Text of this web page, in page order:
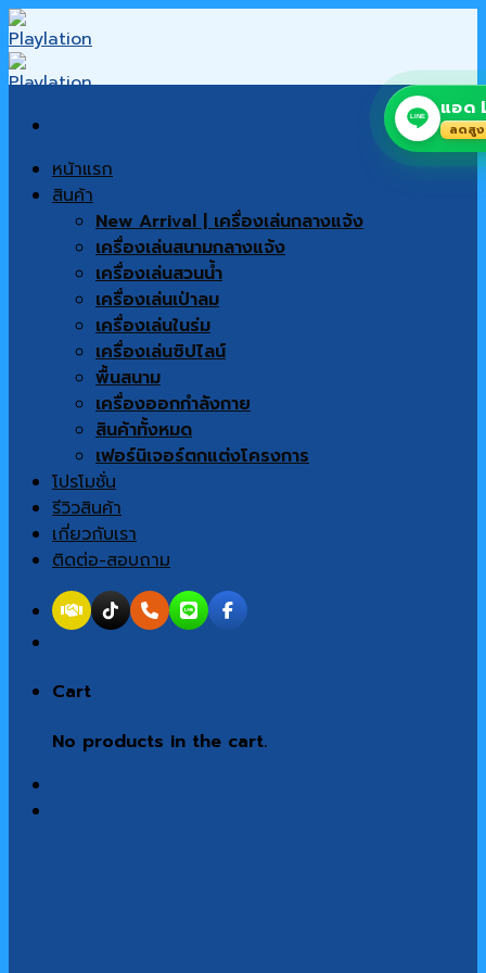
Skip
to
content
หน้าแรก
สินค้า
New Arrival | เครื่องเล่นกลางแจ้ง
เครื่องเล่นสนามกลางแจ้ง
เครื่องเล่นสวนน้ำ
เครื่องเล่นเป่าลม
เครื่องเล่นในร่ม
เครื่องเล่นซิปไลน์
พื้นสนาม
เครื่องออกกำลังกาย
สินค้าทั้งหมด
เฟอร์นิเจอร์ตกแต่งโครงการ
โปรโมชั่น
รีวิวสินค้า
เกี่ยวกับเรา
ติดต่อ-สอบถาม
Cart
No products in the cart.
LINE แอด
ลดสู